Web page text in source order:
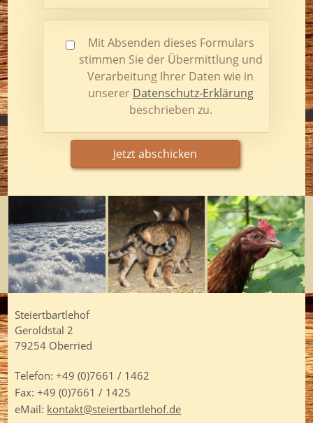
Mit Absenden dieses Formulars
stimmen Sie der Übermittlung und
Verarbeitung Ihrer Daten wie in
unserer Datenschutz-Erklärung
beschrieben zu.
Steiertbartlehof
Geroldstal 2
79254 Oberried
Telefon:+49 (0)7661 / 1462
Fax: +49 (0)7661 / 1425
eMail: kontakt@steiertbartlehof.de